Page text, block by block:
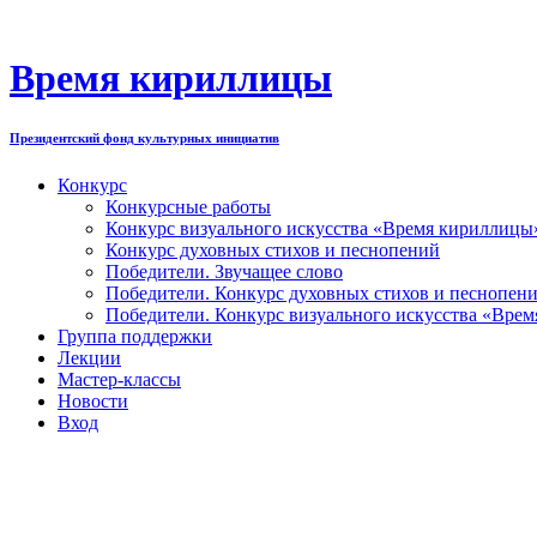
содержимому
Время кириллицы
Президентский фонд культурных инициатив
Конкурс
Конкурсные работы
Конкурс визуального искусства «Время
Конкурс духовных стихов и песнопений
Победители. Звучащее слово
Победители. Конкурс духовных стихов и
Победители. Конкурс визуального искусства
Группа поддержки
Лекции
Мастер-классы
Новости
Вход